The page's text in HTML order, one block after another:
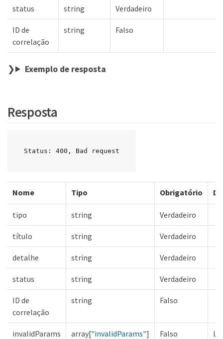
status string Verdadeiro
ID de
correlação
string Falso
Exemplo de resposta
Resposta
Status: 400, Bad request
Nome Tipo Obrigatório
tipo string Verdadeiro
título string Verdadeiro
detalhe string Verdadeiro
status string Verdadeiro
ID de
correlação
string Falso
invalidParams array["invalidParams"] Falso